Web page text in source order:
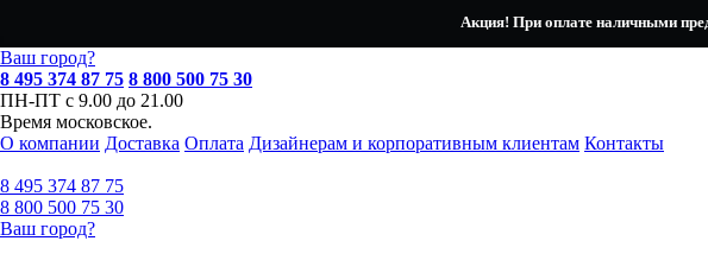
Акция! При оплате наличными
Ваш город?
8 495 374 87 75 8 800 500 75 30
ПН-ПТ с 9.00 до 21.00
Время московское.
О компании Доставка Оплата Дизайнерам и корпоративным клиентам Контакты
8 495 374 87 75
8 800 500 75 30
Ваш город?